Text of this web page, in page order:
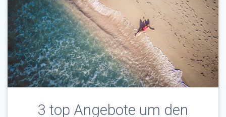
3 top Angebote um den